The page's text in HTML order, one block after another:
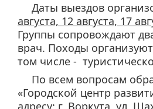
Даты выездов
августа, 12 августа, 17
Группы сопровождают
врач. Походы
том числе -
По всем вопросам
«Городской центр
адресу: г. Воркута, ул.